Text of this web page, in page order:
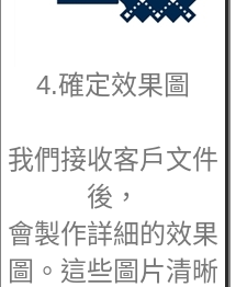
4.確定效果圖
我們接收客戶文件
後，
會製作詳細的效果
圖。這些圖片清晰